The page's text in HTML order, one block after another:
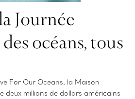
Journée
océans, tous
For Our Oceans, la Maison
deux millions de dollars américains